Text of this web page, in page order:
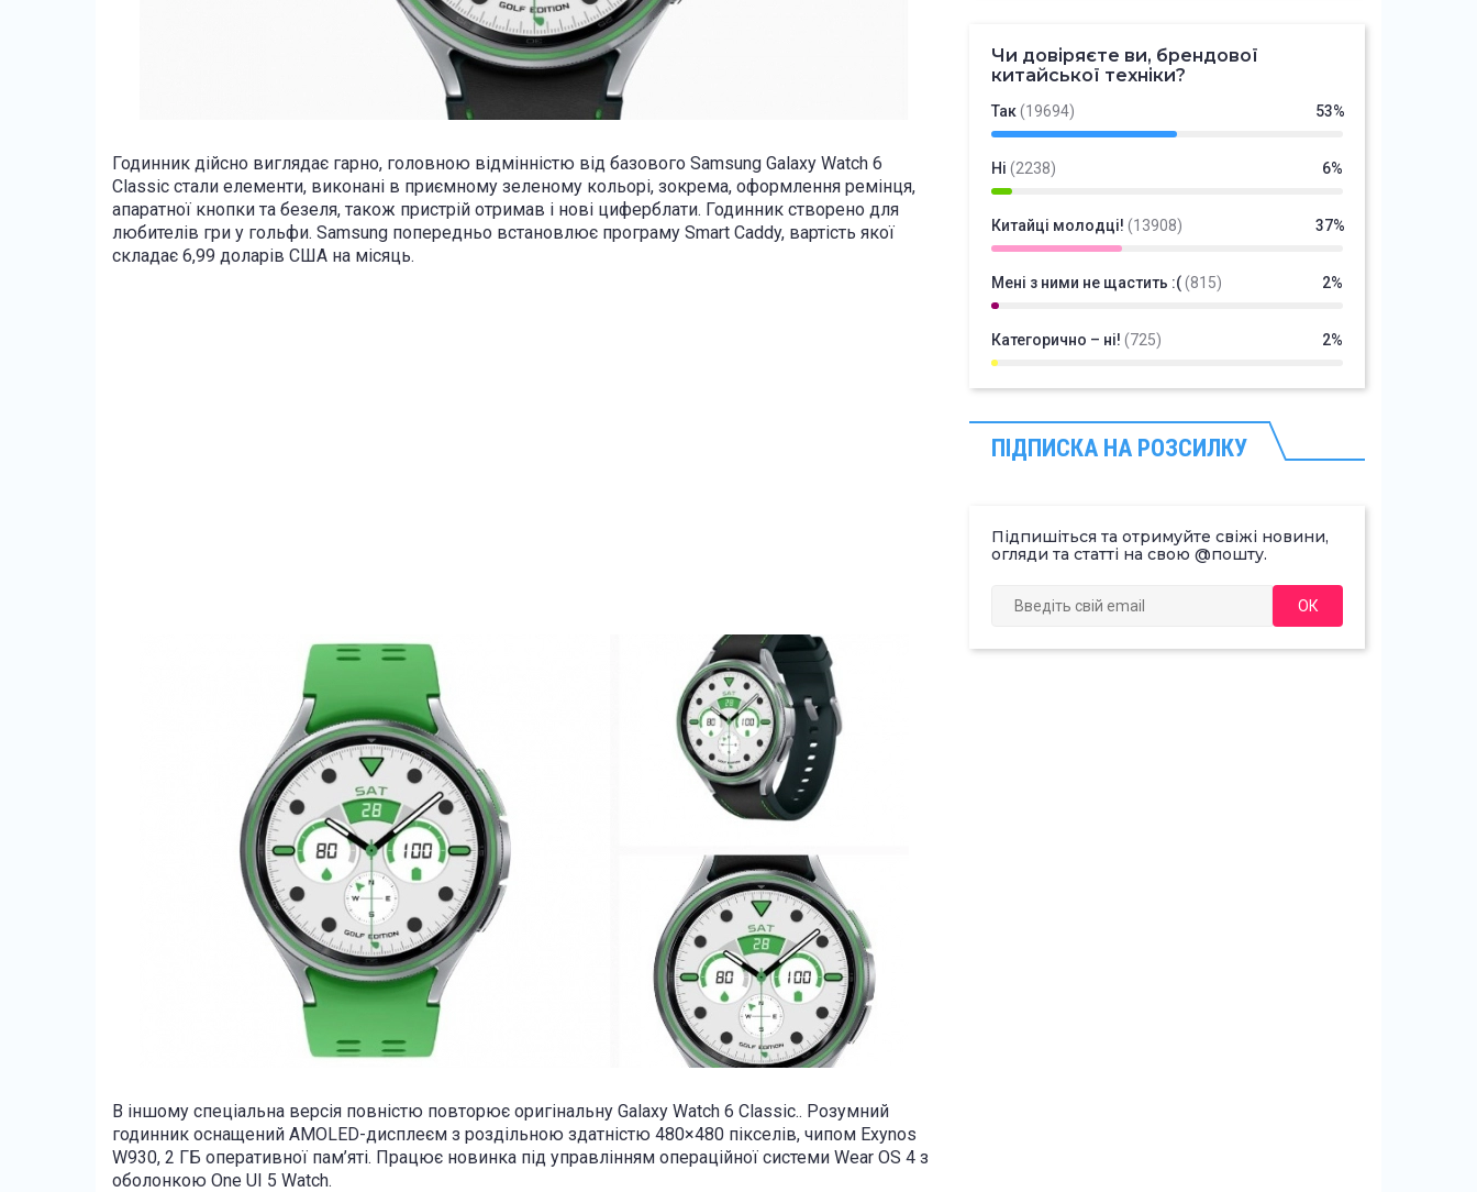
Годинник дійсно виглядає гарно, головною відмінністю від базового Samsung Galaxy Watch 6
Classic стали елементи, виконані в приємному зеленому кольорі, зокрема, оформлення ремінця,
апаратної кнопки та безеля, також пристрій отримав і нові циферблати. Годинник створено для
любителів гри у гольфи. Samsung попередньо встановлює програму Smart Caddy, вартість якої
складає 6,99 доларів США на місяць.
В іншому спеціальна версія повністю повторює оригінальну Galaxy Watch 6 Classic.. Розумний
годинник оснащений AMOLED-дисплеєм з роздільною здатністю 480×480 пікселів, чипом Exynos
W930, 2 ГБ оперативної пам’яті. Працює новинка під управлінням операційної системи Wear OS 4 з
оболонкою One UI 5 Watch.
Чи довіряєте ви, брендової
китайської техніки?
Так(19694) 53%
Ні (2238) 6%
Китайці молодці! (13908) 37%
Мені з ними не щастить :((815) 2%
Категорично – ні! (725) 2%
ПІДПИСКА НА РОЗСИЛКУ
Підпишіться та отримуйте свіжі новини,
огляди та статті на свою @пошту.
ОК